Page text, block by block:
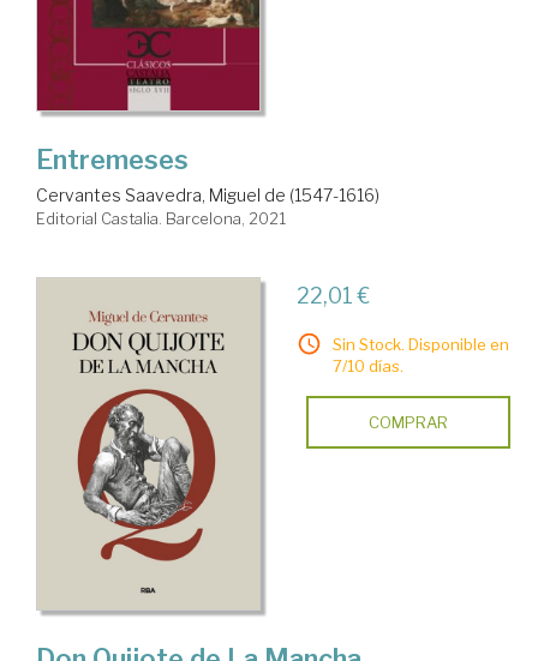
Entremeses
Cervantes Saavedra, Miguel de (1547-1616)
Editorial Castalia. Barcelona, 2021
22,01 €
Sin Stock. Disponible en
7/10 días.
COMPRAR